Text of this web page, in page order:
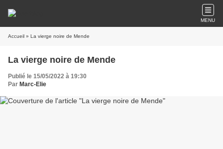
MENU
Accueil » La vierge noire de Mende
La vierge noire de Mende
Publié le 15/05/2022 à 19:30
Par Marc-Elie